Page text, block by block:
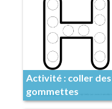
Activité : coller des
gommettes